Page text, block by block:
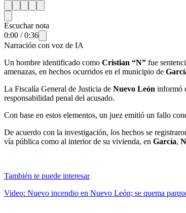
Escuchar nota
0:00 /0:36
Narración con voz de IA
Un hombre identificado como Cristian “N” fue
amenazas, en hechos ocurridos en el municipio de
La Fiscalía General de Justicia de Nuevo León informó
responsabilidad penal del acusado.
Con base en estos elementos, un juez emitió un fallo
De acuerdo con la investigación, los hechos se
vía pública como al interior de su vivienda, en García,
También te puede interesar
Video: Nuevo incendio en Nuevo León; se quema